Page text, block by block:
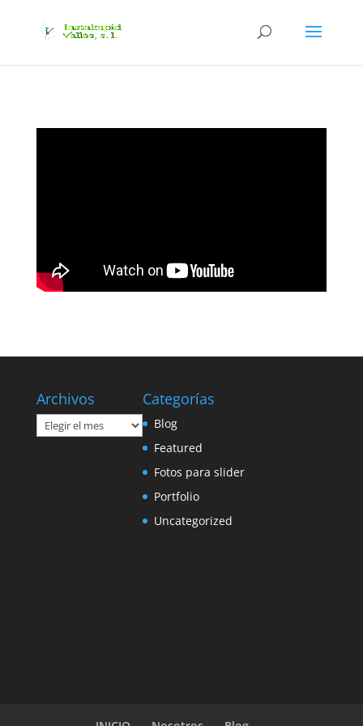
Archivos
Archivos
Categorías
Blog
Featured
Fotos para slider
Portfolio
Uncategorized